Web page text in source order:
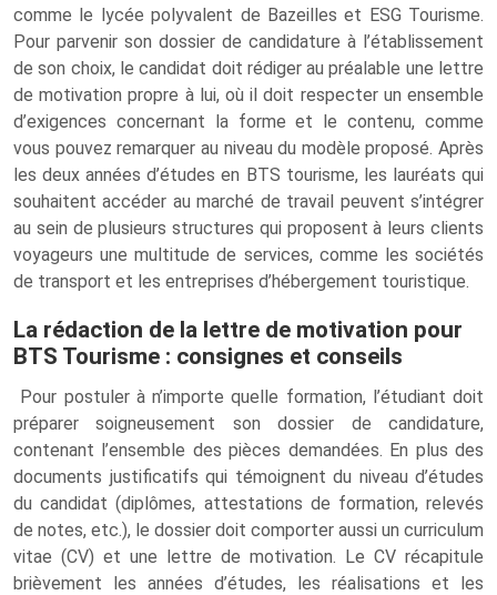
comme le lycée polyvalent de Bazeilles et ESG Tourisme.
Pour parvenir son dossier de candidature à l’établissement
de son choix, le candidat doit rédiger au préalable une lettre
de motivation propre à lui, où il doit respecter un ensemble
d’exigences concernant la forme et le contenu, comme
vous pouvez remarquer au niveau du modèle proposé. Après
les deux années d’études en BTS tourisme, les lauréats qui
souhaitent accéder au marché de travail peuvent s’intégrer
au sein de plusieurs structures qui proposent à leurs clients
voyageurs une multitude de services, comme les sociétés
de transport et les entreprises d’hébergement touristique.
La rédaction de la lettre de motivation pour
BTS Tourisme : consignes et conseils
Pour postuler à n’importe quelle formation, l’étudiant doit
préparer soigneusement son dossier de candidature,
contenant l’ensemble des pièces demandées. En plus des
documents justificatifs qui témoignent du niveau d’études
du candidat (diplômes, attestations de formation, relevés
de notes, etc.), le dossier doit comporter aussi un curriculum
vitae (CV) et une lettre de motivation. Le CV récapitule
brièvement les années d’études, les réalisations et les